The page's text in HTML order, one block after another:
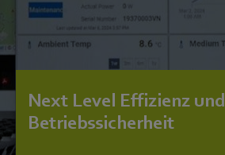
Next Level Effizienz und
Betriebssicherheit